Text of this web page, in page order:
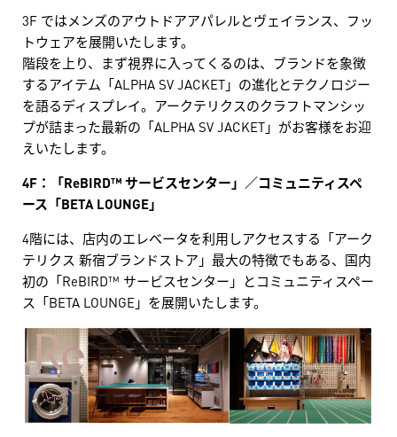
3F ではメンズのアウトドアアパレルとヴェイランス、フッ
トウェアを展開いたします。
階段を上り、まず視界に入ってくるのは、ブランドを象徴
するアイテム「ALPHA SV JACKET」の進化とテクノロジー
を語るディスプレイ。アークテリクスのクラフトマンシッ
プが詰まった最新の「ALPHA SV JACKET」がお客様をお迎
えいたします。
4F：「ReBIRD™ サービスセンター」／コミュニティスペ
ース「BETA LOUNGE」
4階には、店内のエレベータを利用しアクセスする「アーク
テリクス 新宿ブランドストア」最大の特徴でもある、国内
初の「ReBIRD™ サービスセンター」とコミュニティスペー
ス「BETA LOUNGE」を展開いたします。